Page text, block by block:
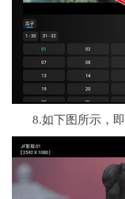
8.如下图所示，